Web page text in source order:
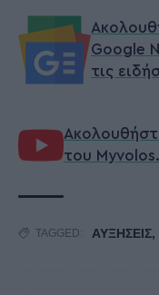
Google
τις
του
TAGGED: ΑΥΞΗΣΕΙΣ,